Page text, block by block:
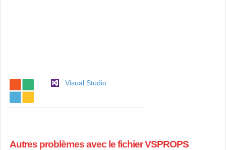
Visual Studio
Autres problèmes avec le fichier VSPROPS